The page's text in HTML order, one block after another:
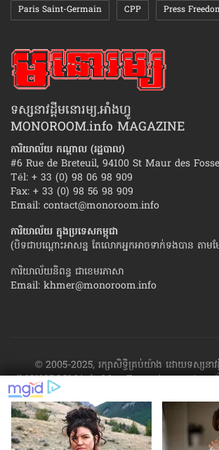
Paris Saint-Germain CPP Press
ទស្សនាវដ្ដីមនោរម្យ.អាំងហ្វូ
MONOROOM.info MAGAZINE
ការិយាល័យ កណ្ដាល (រដ្ឋបាល)
#6 Rue de Breteuil, 94100 St Maur des
Tél: + 33 (0) 98 06 98 909
Fax: + 33 (0) 98 56 98 909
Email: contact@monoroom.info
ការិយាល័យ ក្នុង​ប្រទេស​កម្ពុជា
(បិទជាបណ្ដោះអាសន្ន តែលោកអ្នកអាចទាក់ទងបាន តាម
ការិយាល័យនិពន្ធ ជាខេមរភាសា
Email: khmer@monoroom.info
© 2005-2025, រក្សាសិទ្ធិគ្រប់យ៉ាង ដោយទស្សនាវដ្
(MONOROOM.info Mag France)។ ហាម​ដក​ស្រង់​
ទាំង​អស់ ​នៃ​ការ​ផ្សាយ​របស់​ទស្សនាវដ្ដី​​មនោរម្យ.អាំងហ្វូ
លើក្រដាស ឬតាម​ប្រព័ន្ធ​អេឡិច​ត្រូនិច - ផ្សាយ​តាម​រលក​ធា
អេឡិចត្រូនិច - សរសេរ​ឡើង​វិញ ឬ​ចែក​ចាយ​ តាមវិធីណា
យល់ព្រម ជា​លាយ​លក្ខណ៍​អក្សរ​ ពី​ចាងហ្វាង​ការ​ផ្សាយ​។